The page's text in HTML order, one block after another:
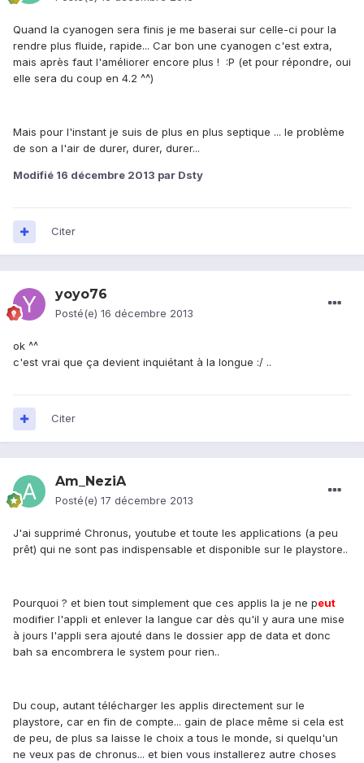
Quand la cyanogen sera finis je me baserai sur celle-ci pour la
rendre plus fluide, rapide... Car bon une cyanogen c'est extra,
mais après faut l'améliorer encore plus ! :P (et pour répondre, oui
elle sera du coup en 4.2 ^^)
Mais pour l'instant je suis de plus en plus septique ... le problème
de son a l'air de durer, durer, durer...
Modifié 16 décembre 2013 par Dsty
Citer
yoyo76
Posté(e) 16 décembre 2013
ok ^^
c'est vrai que ça devient inquiétant à la longue :/ ..
Citer
Am_NeziA
Posté(e) 17 décembre 2013
J'ai supprimé Chronus, youtube et toute les applications (a peu
prêt) qui ne sont pas indispensable et disponible sur le playstore..
Pourquoi ? et bien tout simplement que ces applis la je ne peut
modifier l'appli et enlever la langue car dès qu'il y aura une mise
à jours l'appli sera ajouté dans le dossier app de data et donc
bah sa encombrera le system pour rien..
Du coup, autant télécharger les applis directement sur le
playstore, car en fin de compte... gain de place même si cela est
de peu, de plus sa laisse le choix a tous le monde, si quelqu'un
ne veux pas de chronus... et bien vous installerez autre choses